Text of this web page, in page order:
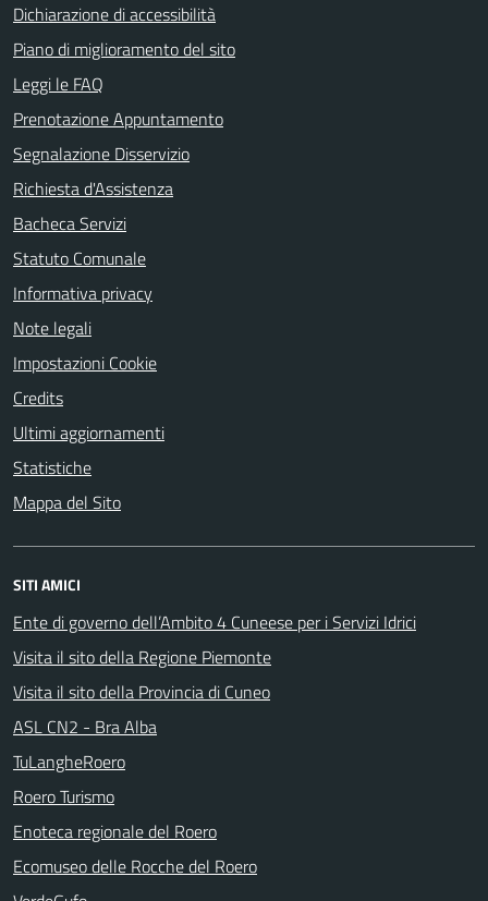
Dichiarazione di accessibilità
Piano di miglioramento del sito
Leggi le FAQ
Prenotazione Appuntamento
Segnalazione Disservizio
Richiesta d'Assistenza
Bacheca Servizi
Statuto Comunale
Informativa privacy
Note legali
Impostazioni Cookie
Credits
Ultimi aggiornamenti
Statistiche
Mappa del Sito
SITI AMICI
Ente di governo dell’Ambito 4 Cuneese per i Servizi Idrici
Visita il sito della Regione Piemonte
Visita il sito della Provincia di Cuneo
ASL CN2 - Bra Alba
TuLangheRoero
Roero Turismo
Enoteca regionale del Roero
Ecomuseo delle Rocche del Roero